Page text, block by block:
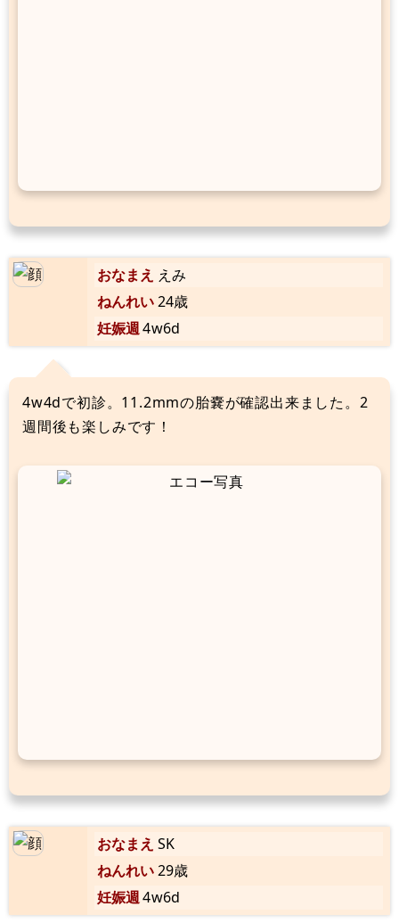
おなまえ えみ
ねんれい24歳
妊娠週4w6d
4w4dで初診。11.2mmの胎嚢が確認出来ました。2
週間後も楽しみです！
おなまえ SK
ねんれい29歳
妊娠週4w6d